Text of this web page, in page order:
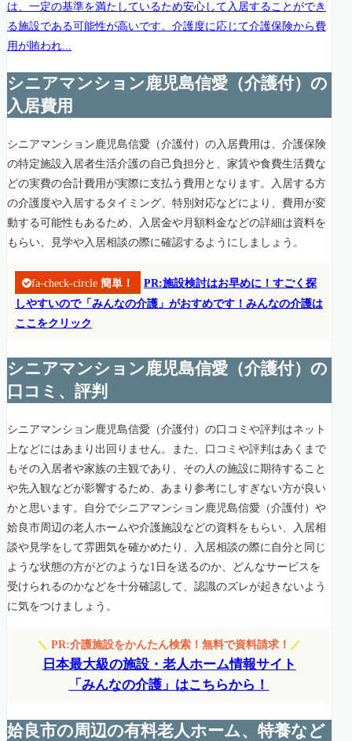
は、一定の基準を満たしているため安心して入居することができ
る施設である可能性が高いです。介護度に応じて介護保険から費
用が賄われ...
シニアマンション鹿児島信愛（介護付）の
入居費用
シニアマンション鹿児島信愛（介護付）の入居費用は、介護保険
の特定施設入居者生活介護の自己負担分と、家賃や食費生活費な
どの実費の合計費用が実際に支払う費用となります。入居する方
の介護度や入居するタイミング、特別対応などにより、費用が変
動する可能性もあるため、入居金や月額料金などの詳細は資料を
もらい、見学や入居相談の際に確認するようにしましょう。
fa-check-circle 簡単！
PR:施設検討はお早めに！すごく探
しやすいので「みんなの介護」がおすめです！みんなの介護は
ここをクリック
シニアマンション鹿児島信愛（介護付）の
口コミ、評判
シニアマンション鹿児島信愛（介護付）の口コミや評判はネット
上などにはあまり出回りません。また、口コミや評判はあくまで
もその入居者や家族の主観であり、その人の施設に期待すること
や先入観などが影響するため、あまり参考にしすぎない方が良い
かと思います。自分でシニアマンション鹿児島信愛（介護付）や
姶良市周辺の老人ホームや介護施設などの資料をもらい、入居相
談や見学をして雰囲気を確かめたり、入居相談の際に自分と同じ
ような状態の方がどのような1日を送るのか、どんなサービスを
受けられるのかなどを十分確認して、認識のズレが起きないよう
に気をつけましょう。
＼PR:介護施設をかんたん検索！無料で資料請求！ ／
日本最大級の施設・老人ホーム情報サイト
「みんなの介護」はこちらから！
姶良市の周辺の有料老人ホーム、特養など